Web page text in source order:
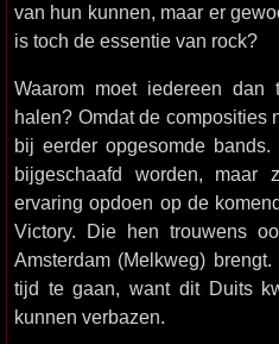
van hun kunnen, maar er
is toch de essentie van rock?
Waarom moet iedereen
halen? Omdat de composities
bij eerder opgesomde
bijgeschaafd worden, maar
ervaring opdoen op de
Victory. Die hen trouwens
Amsterdam (Melkweg)
tijd te gaan, want dit Duits
kunnen verbazen.